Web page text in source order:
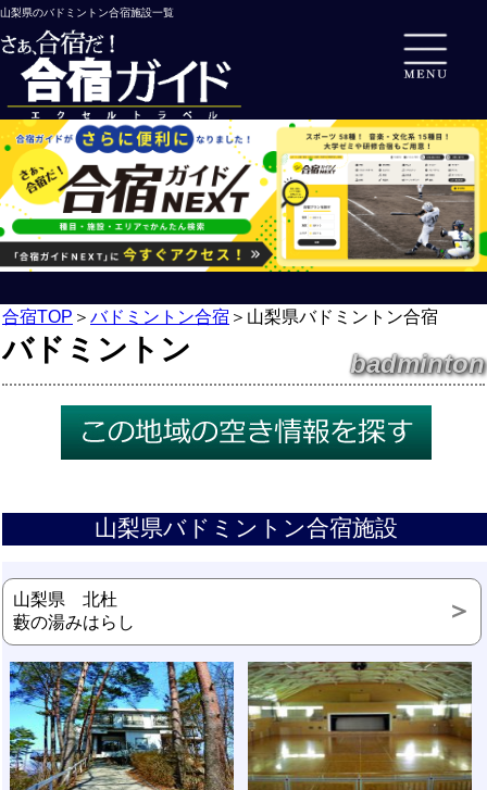
山梨県のバドミントン合宿施設一覧
合宿TOP ＞ バドミントン合宿 ＞ 山梨県バドミントン合宿
バドミントン badminton
山梨県バドミントン合宿施設
山梨県 北杜
藪の湯みはらし